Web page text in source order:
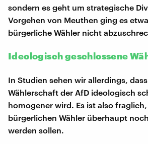
sondern es geht um strategische
Vorgehen von Meuthen ging es
bürgerliche Wähler nicht
Ideologisch geschlossene
In Studien sehen wir allerdings,
Wählerschaft der AfD ideologisch
homogener wird. Es ist also
bürgerlichen Wähler überhaupt
werden sollen.